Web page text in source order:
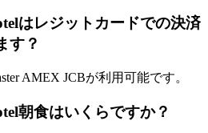
はレジットカードでの決済
す？
AMEX JCBが利用可能です。
朝食はいくらですか？